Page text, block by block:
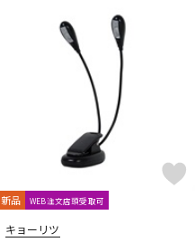
新品 WEB注文店頭受取可
キョーリツ